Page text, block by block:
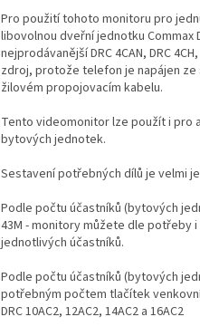
Pro použití tohoto monitoru pro
libovolnou dveřní jednotku Commax
nejprodávanější DRC 4CAN, DRC
zdroj, protože telefon je napájen ze
žilovém propojovacím kabelu.
Tento videomonitor lze použít i pro
bytových jednotek.
Sestavení potřebných dílů je velmi
Podle počtu účastníků (bytových
43M - monitory můžete dle potřeby
jednotlivých účastníků.
Podle počtu účastníků (bytových
potřebným počtem tlačítek venkovní
DRC 10AC2, 12AC2, 14AC2 a 16AC2